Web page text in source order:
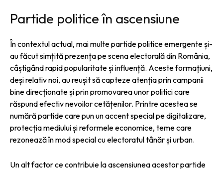
Partide politice în ascensiune
În contextul actual, mai multe partide politice emergente și-
au făcut simțită prezența pe scena electorală din România,
câștigând rapid popularitate și influență. Aceste formațiuni,
deși relativ noi, au reușit să capteze atenția prin campanii
bine direcționate și prin promovarea unor politici care
răspund efectiv nevoilor cetățenilor. Printre acestea se
numără partide care pun un accent special pe digitalizare,
protecția mediului și reformele economice, teme care
rezonează în mod special cu electoratul tânăr și urban.
Un alt factor ce contribuie la ascensiunea acestor partide